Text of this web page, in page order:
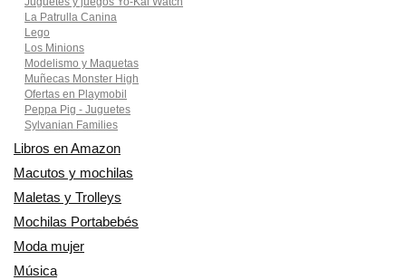
La Patrulla Canina
Lego
Los Minions
Modelismo y Maquetas
Muñecas Monster High
Ofertas en Playmobil
Peppa Pig - Juguetes
Sylvanian Families
Libros en Amazon
Macutos y mochilas
Maletas y Trolleys
Mochilas Portabebés
Moda mujer
Música